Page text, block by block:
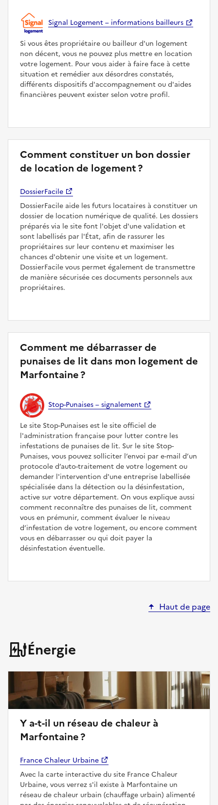
Signal Logement – informations bailleurs
Si vous êtes propriétaire ou bailleur d'un logement
non décent, vous ne pouvez plus mettre en location
votre logement. Pour vous aider à faire face à cette
situation et remédier aux désordres constatés,
différents dispositifs d'accompagnement ou d'aides
financières peuvent exister selon votre profil.
Comment constituer un bon dossier
de location de logement ?
DossierFacile
DossierFacile aide les futurs locataires à constituer un
dossier de location numérique de qualité. Les dossiers
préparés via le site font l'objet d'une validation et
sont labellisés par l'État, afin de rassurer les
propriétaires sur leur contenu et maximiser les
chances d'obtenir une visite et un logement.
DossierFacile vous permet également de transmettre
de manière sécurisée ces documents personnels aux
propriétaires.
Comment me débarrasser de
punaises de lit dans mon logement de
Marfontaine ?
Stop-Punaises – signalement
Le site Stop-Punaises est le site officiel de
l'administration française pour lutter contre les
infestations de punaises de lit. Sur le site Stop-
Punaises, vous pouvez solliciter l’envoi par e-mail d’un
protocole d’auto-traitement de votre logement ou
demander l'intervention d'une entreprise labellisée
spécialisée dans la détection ou la désinfestation,
active sur votre département. On vous explique aussi
comment reconnaître des punaises de lit, comment
vous en prémunir, comment évaluer le niveau
d’infestation de votre logement, ou encore comment
vous en débarrasser ou qui doit payer la
désinfestation éventuelle.
Haut de page
Énergie
Y a-t-il un réseau de chaleur à
Marfontaine ?
France Chaleur Urbaine
Avec la carte interactive du site France Chaleur
Urbaine, vous verrez s'il existe à Marfontaine un
réseau de chaleur urbain (chauffage urbain) alimenté